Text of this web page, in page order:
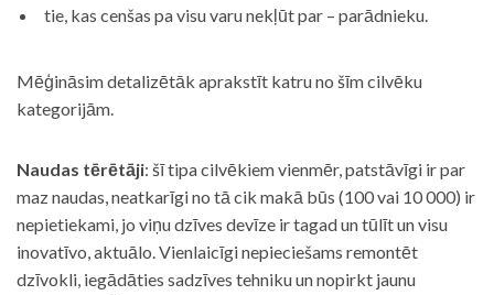
tie, kas cenšas pa visu varu nekļūt par – parādnieku.
Mēģināsim detalizētāk aprakstīt katru no šīm cilvēku
kategorijām.
Naudas tērētāji: šī tipa cilvēkiem vienmēr, patstāvīgi ir par
maz naudas, neatkarīgi no tā cik makā būs (100 vai 10 000) ir
nepietiekami, jo viņu dzīves devīze ir tagad un tūlīt un visu
inovatīvo, aktuālo. Vienlaicīgi nepieciešams remontēt
dzīvokli, iegādāties sadzīves tehniku un nopirkt jaunu